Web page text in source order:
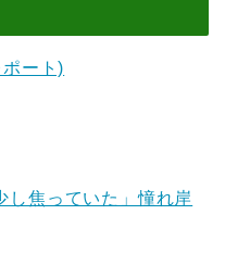
ート)
し焦っていた」憧れ岸